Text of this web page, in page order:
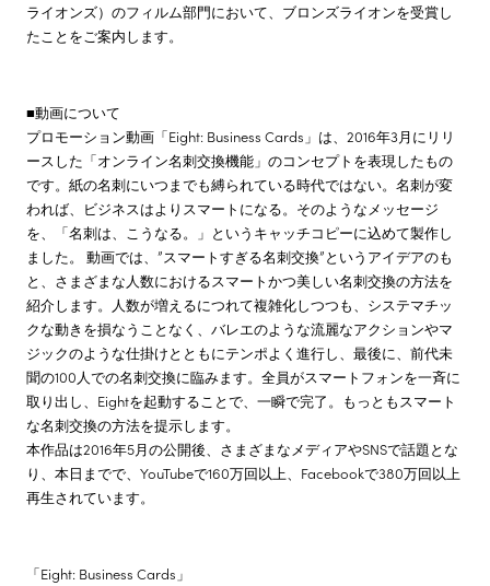
ライオンズ）のフィルム部門において、ブロンズライオンを受賞し
たことをご案内します。
■動画について
プロモーション動画「Eight: Business Cards」は、2016年3月にリリ
ースした「オンライン名刺交換機能」のコンセプトを表現したもの
です。紙の名刺にいつまでも縛られている時代ではない。名刺が変
われば、ビジネスはよりスマートになる。そのようなメッセージ
を、「名刺は、こうなる。」というキャッチコピーに込めて製作し
ました。 動画では、”スマートすぎる名刺交換”というアイデアのも
と、さまざまな人数におけるスマートかつ美しい名刺交換の方法を
紹介します。人数が増えるにつれて複雑化しつつも、システマチッ
クな動きを損なうことなく、バレエのような流麗なアクションやマ
ジックのような仕掛けとともにテンポよく進行し、最後に、前代未
聞の100人での名刺交換に臨みます。全員がスマートフォンを一斉に
取り出し、Eightを起動することで、一瞬で完了。もっともスマート
な名刺交換の方法を提示します。
本作品は2016年5月の公開後、さまざまなメディアやSNSで話題とな
り、本日までで、YouTubeで160万回以上、Facebookで380万回以上
再生されています。
「Eight: Business Cards」